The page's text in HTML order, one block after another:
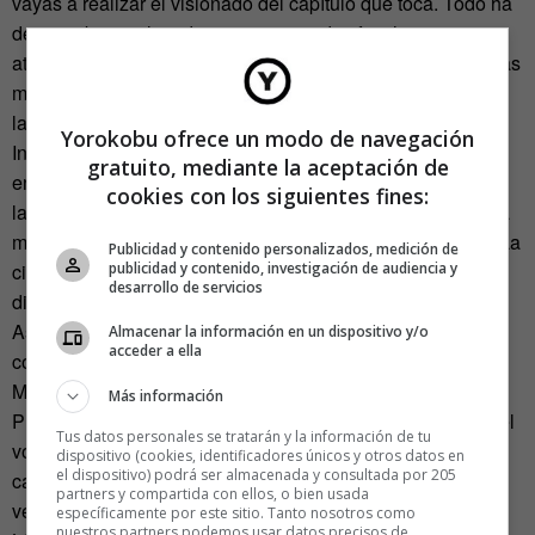
de estar bien colocado para que puedas focalizar tu
atención en la pantalla y no descentrarte durante cincuentas
minutos si, por ejemplo, se cae una percha. Asegura todas
las perchas.
Invierte el tiempo que sea necesario en encontrar un buen
enlace. Es como buscar un vídeo porno (sin metáforas), de
la implicación en el rastreo depende el resultado final de la
masturbación. Mayor calidad de imagen = mayor disfrute. La
cicatriz de Tyrion es una buena referencia. Si no la
distingues mal asunto.
Asegúrate de tener cerca algo de líquido antes de
comenzar. Medio vaso de agua es la medida perfecta.
Mantendrá tu hidratación y no te obligará a ir al baño.
Presiona el triángulo que apunta hacia la derecha y sube el
volumen. La cabecera deJuego de Tronoses la única
cabecera que no se salta JAMÁS. Está bien visto que te
vengas tan arriba que versiones la melodía. Véase: LOLO
Yorokobu ofrece un modo de navegación
gratuito, mediante la aceptación de
cookies con los siguientes fines:
Publicidad y contenido personalizados, medición de
publicidad y contenido, investigación de audiencia y
desarrollo de servicios
Almacenar la información en un dispositivo y/o
acceder a ella
Más información
Tus datos personales se tratarán y la información de tu
dispositivo (cookies, identificadores únicos y otros datos en
el dispositivo) podrá ser almacenada y consultada por 205
partners y compartida con ellos, o bien usada
específicamente por este sitio. Tanto nosotros como